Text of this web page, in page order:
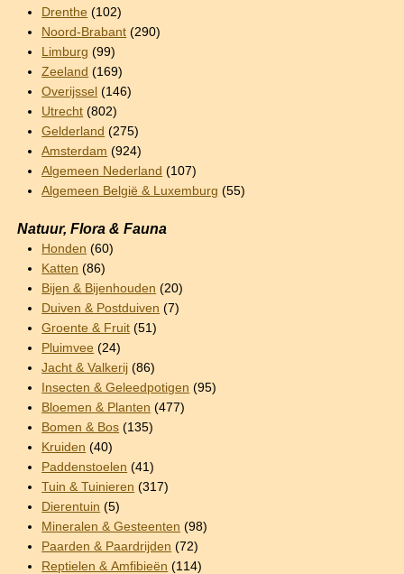
Drenthe (102)
Noord-Brabant (290)
Limburg (99)
Zeeland (169)
Overijssel (146)
Utrecht (802)
Gelderland (275)
Amsterdam (924)
Algemeen Nederland (107)
Algemeen België & Luxemburg (55)
Natuur, Flora & Fauna
Honden (60)
Katten (86)
Bijen & Bijenhouden (20)
Duiven & Postduiven (7)
Groente & Fruit (51)
Pluimvee (24)
Jacht & Valkerij (86)
Insecten & Geleedpotigen (95)
Bloemen & Planten (477)
Bomen & Bos (135)
Kruiden (40)
Paddenstoelen (41)
Tuin & Tuinieren (317)
Dierentuin (5)
Mineralen & Gesteenten (98)
Paarden & Paardrijden (72)
Reptielen & Amfibieën (114)